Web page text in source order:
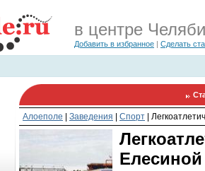
в центре
Добавить в избранное | Сделать
Алоеполе Заведения Спорт
Елесиной